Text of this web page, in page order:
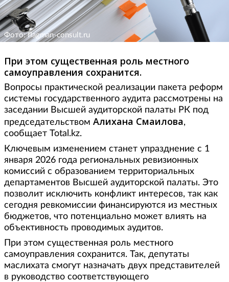
Фото: flagman-consult.ru
При этом существенная роль местного
самоуправления сохранится.
Вопросы практической реализации пакета реформ
системы государственного аудита рассмотрены на
заседании Высшей аудиторской палаты РК под
председательством Алихана Смаилова,
сообщает Total.kz.
Ключевым изменением станет упразднение с 1
января 2026 года региональных ревизионных
комиссий с образованием территориальных
департаментов Высшей аудиторской палаты. Это
позволит исключить конфликт интересов, так как
сегодня ревкомиссии финансируются из местных
бюджетов, что потенциально может влиять на
объективность проводимых аудитов.
При этом существенная роль местного
самоуправления сохранится. Так, депутаты
маслихата смогут назначать двух представителей
в руководство соответствующего